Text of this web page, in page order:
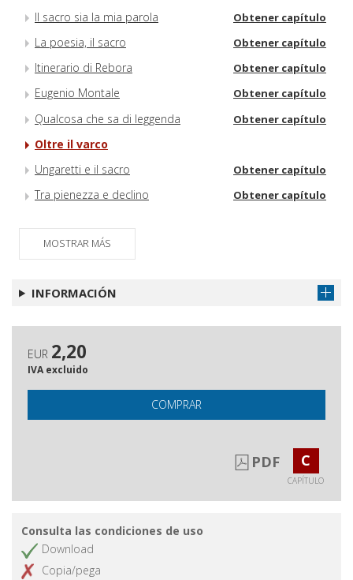
Il sacro sia la mia parola Obtener capítulo
La poesia, il sacro Obtener capítulo
Itinerario di Rebora Obtener capítulo
Eugenio Montale Obtener capítulo
Qualcosa che sa di leggenda Obtener capítulo
Oltre il varco
Ungaretti e il sacro
Obtener capítulo
Tra pienezza e declino Obtener capítulo
MOSTRAR MÁS
INFORMACIÓN
EUR 2,20
IVA excluido
COMPRAR
PDF C
CAPÍTULO
Consulta las condiciones de uso
Download
Copia/pega